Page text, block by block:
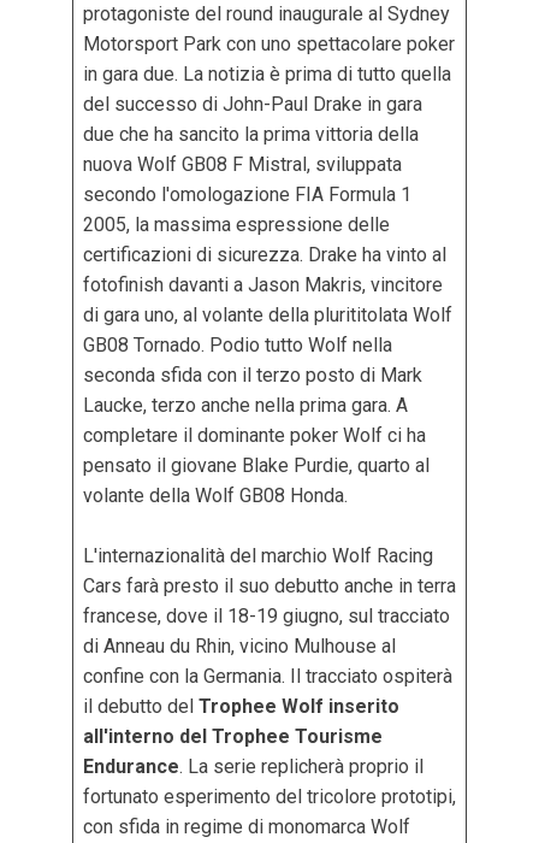
protagoniste del round inaugurale al Sydney
Motorsport Park con uno spettacolare poker
in gara due. La notizia è prima di tutto quella
del successo di John-Paul Drake in gara
due che ha sancito la prima vittoria della
nuova Wolf GB08 F Mistral, sviluppata
secondo l'omologazione FIA Formula 1
2005, la massima espressione delle
certificazioni di sicurezza. Drake ha vinto al
fotofinish davanti a Jason Makris, vincitore
di gara uno, al volante della plurititolata Wolf
GB08 Tornado. Podio tutto Wolf nella
seconda sfida con il terzo posto di Mark
Laucke, terzo anche nella prima gara. A
completare il dominante poker Wolf ci ha
pensato il giovane Blake Purdie, quarto al
volante della Wolf GB08 Honda.
L'internazionalità del marchio Wolf Racing
Cars farà presto il suo debutto anche in terra
francese, dove il 18-19 giugno, sul tracciato
di Anneau du Rhin, vicino Mulhouse al
confine con la Germania. Il tracciato ospiterà
il debutto del Trophee Wolf inserito
all'interno del Trophee Tourisme
Endurance. La serie replicherà proprio il
fortunato esperimento del tricolore prototipi,
con sfida in regime di monomarca Wolf